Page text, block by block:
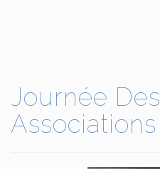
Journée Des
Associations